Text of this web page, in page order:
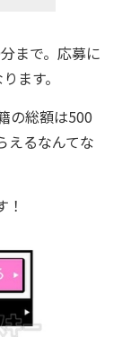
まで。応募に
ます。
の総額は500
えるなんてな